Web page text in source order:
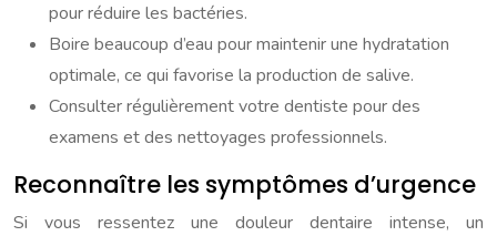
pour réduire les bactéries.
Boire beaucoup d’eau pour maintenir une hydratation
optimale, ce qui favorise la production de salive.
Consulter régulièrement votre dentiste pour des
examens et des nettoyages professionnels.
Reconnaître les symptômes d’urgence
Si vous ressentez une douleur dentaire intense, un